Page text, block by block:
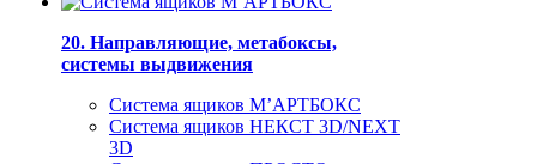
20. Направляющие, метабоксы,
системы выдвижения
Система ящиков М’АРТБОКС
Система ящиков НЕКСТ 3D/NEXT
3D